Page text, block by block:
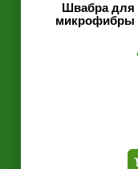
Швабра для
микрофибры